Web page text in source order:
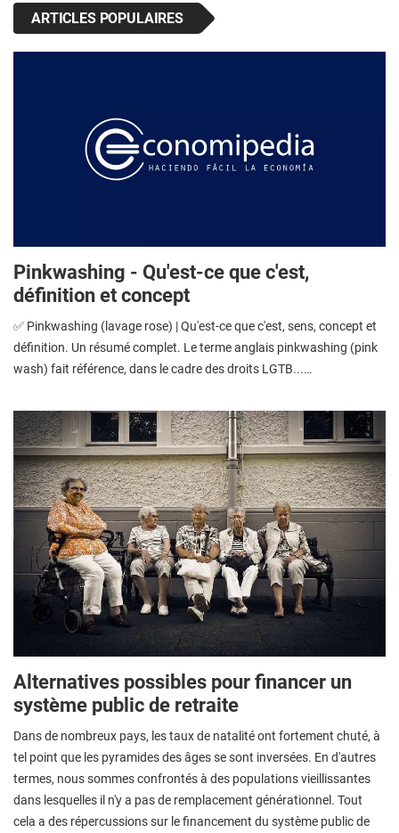
ARTICLES POPULAIRES
Pinkwashing - Qu'est-ce que c'est,
définition et concept
✅ Pinkwashing (lavage rose) | Qu'est-ce que c'est, sens, concept et
définition. Un résumé complet. Le terme anglais pinkwashing (pink
wash) fait référence, dans le cadre des droits LGTB...…
Alternatives possibles pour financer un
système public de retraite
Dans de nombreux pays, les taux de natalité ont fortement chuté, à
tel point que les pyramides des âges se sont inversées. En d'autres
termes, nous sommes confrontés à des populations vieillissantes
dans lesquelles il n'y a pas de remplacement générationnel. Tout
cela a des répercussions sur le financement du système public de